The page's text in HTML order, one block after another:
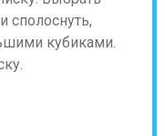
сполоснуть,
кубиками.